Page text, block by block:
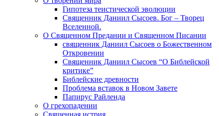
Гипотеза теистической эволюции
Священник Даниил Сысоев. Бог – Творец
Вселенной.
О Священном Предании и Священном Писании
священник Даниил Сысоев о Божественном
Откровении
Священник Даниил Сысоев “О Библейской
критике”
Библейские древности
Проблема вставок в Новом Завете
Папирус Райленда
О грехопадении